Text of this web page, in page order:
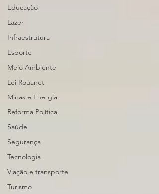
Educação
Lazer
Infraestrutura
Esporte
Meio Ambiente
Lei Rouanet
Minas e Energia
Reforma Política
Saúde
Segurança
Tecnologia
Viação e transporte
Turismo